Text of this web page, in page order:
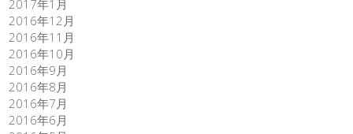
2017年1月
2016年12月
2016年11月
2016年10月
2016年9月
2016年8月
2016年7月
2016年6月